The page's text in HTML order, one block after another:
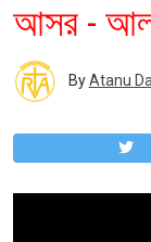
আসর -
ByAtanu